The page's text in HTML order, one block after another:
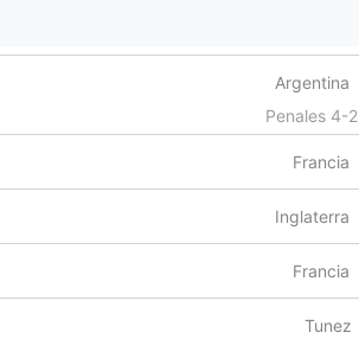
Argentina
Penales 4-2
Francia
Inglaterra
Francia
Tunez